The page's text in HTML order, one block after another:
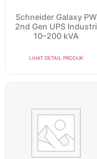
Schneider Galaxy PW
2nd Gen UPS Industri
10–200 kVA
LIHAT DETAIL PRODUK